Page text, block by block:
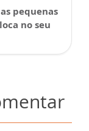
pequenas
no seu